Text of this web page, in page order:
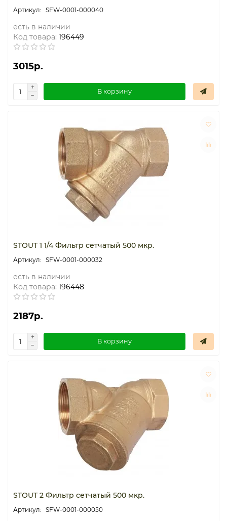
SFW-0001-000040
есть в наличии
Код товара: 196449
3015р.
В корзину
STOUT 1 1/4 Фильтр сетчатый 500 мкр.
SFW-0001-000032
есть в наличии
Код товара: 196448
2187р.
В корзину
STOUT 2 Фильтр сетчатый 500 мкр.
SFW-0001-000050